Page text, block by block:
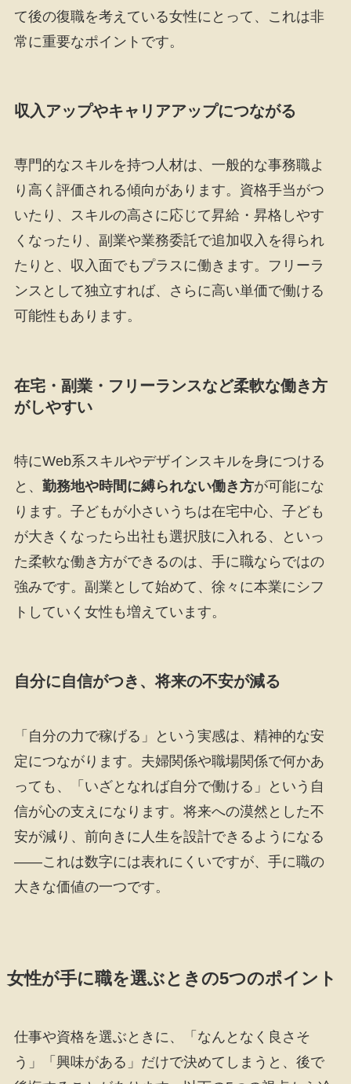
て後の復職を考えている女性にとって、これは非
常に重要なポイントです。
収入アップやキャリアアップにつながる
専門的なスキルを持つ人材は、一般的な事務職よ
り高く評価される傾向があります。資格手当がつ
いたり、スキルの高さに応じて昇給・昇格しやす
くなったり、副業や業務委託で追加収入を得られ
たりと、収入面でもプラスに働きます。フリーラ
ンスとして独立すれば、さらに高い単価で働ける
可能性もあります。
在宅・副業・フリーランスなど柔軟な働き方
がしやすい
特にWeb系スキルやデザインスキルを身につける
と、 勤務地や時間に縛られない働き方が可能にな
ります。子どもが小さいうちは在宅中心、子ども
が大きくなったら出社も選択肢に入れる、といっ
た柔軟な働き方ができるのは、手に職ならではの
強みです。副業として始めて、徐々に本業にシフ
トしていく女性も増えています。
自分に自信がつき、将来の不安が減る
「自分の力で稼げる」という実感は、精神的な安
定につながります。夫婦関係や職場関係で何かあ
っても、「いざとなれば自分で働ける」という自
信が心の支えになります。将来への漠然とした不
安が減り、前向きに人生を設計できるようになる
――これは数字には表れにくいですが、手に職の
大きな価値の一つです。
女性が手に職を選ぶときの5つのポイント
仕事や資格を選ぶときに、「なんとなく良さそ
う」「興味がある」だけで決めてしまうと、後で